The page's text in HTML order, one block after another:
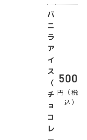
バ
ニ
ラ
ア
イ
ス
（
チ
ョ
コ
レ
500
円（税
込）